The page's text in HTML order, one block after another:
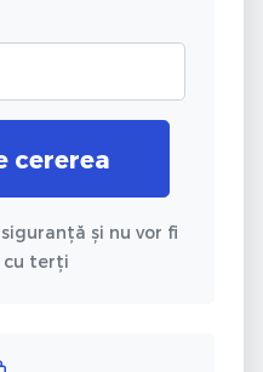
cererea
și nu vor fi
terți